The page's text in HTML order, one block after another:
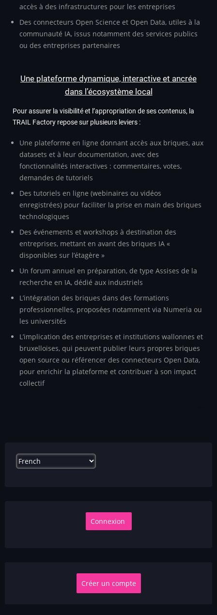
accès à des infrastructures pour les entreprises
Des connecteurs Open Science et Open Data, utiles à la
communauté IA, issus notamment des services publics
ou des entreprises partenaires
Une plateforme dynamique, interactive et ancrée
dans l’écosystème local
Pour assurer la visibilité et l’appropriation de ses contenus, la
TRAIL Factory repose sur plusieurs leviers :
Une plateforme en ligne donnant accès aux briques, aux
datasets et à leur documentation, avec des
fonctionnalités interactives : commentaires, votes,
demandes de tutoriels
Des tutoriels en ligne (webinaires ou vidéos
enregistrées) pour faciliter la prise en main des briques
technologiques
Des événements et workshops à destination des
entreprises, mettant en avant des briques IA «
disponibles sur l’étagère »
Un forum annuel en préparation, de type Assises de la
recherche en IA, dédié aux industriels
L’intégration des briques dans des formations
professionnelles, proposées notamment via Numeria ou
les universités
L’implication des entreprises et institutions wallonnes et
bruxelloises, qui peuvent publier leurs propres briques
open source ou référencer des connecteurs Open Data,
pour enrichir la plateforme et contribuer à son impact
collectif
Select
your
Créer un compte